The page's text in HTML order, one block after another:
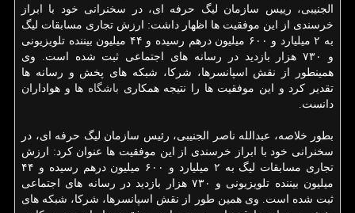
الجنیبی، رییس سازمان لیگ حرفه ای، در سخنرانی خود با ابراز
خرسندی از این موفقیت ها اظهار داشت: ارزش تجاری مسابقات لیگ
به ۲ میلیارد و ۶۰۰ میلیون درهم رسیده و ۴۴ میلیون بیننده تلویزیونی
و ۷۳۰ هزار بازدید در رسانه های اجتماعی ثبت شده است. وی
همینطور از نقش اسپانسرها، شرکا، شبکه های پخش و رسانه ها
تقدیر کرد و این موفقیت ها را نتیجه همکاری باشگاه ها و هواداران
دانست.
بطور خلاصه، عبدالله ناصر الجنیبی، رئیس سازمان لیگ حرفه ای، در
سخنرانی خود با ابراز خرسندی از این موفقیت ها عنوان کرد: ارزش
تجاری مسابقات لیگ به ۲ میلیارد و ۶۰۰ میلیون درهم رسیده و ۴۴
میلیون بیننده تلویزیونی و ۷۳۰ هزار بازدید در رسانه های اجتماعی
ثبت شده است. وی همین طور از نقش اسپانسرها، شرکا، شبکه های